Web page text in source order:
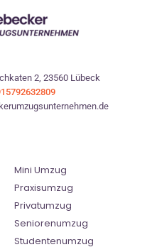
2, 23560 Lübeck
Mini Umzug
Praxisumzug
Privatumzug
Seniorenumzug
Studentenumzug